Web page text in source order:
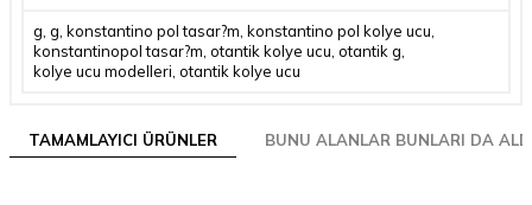
g g konstantino pol tasar?m konstantino pol kolye ucu
konstantinopol tasar?m otantik kolye ucu otantik g
kolye ucu modelleri otantik kolye ucu
TAMAMLAYICI ÜRÜNLER BUNU ALANLAR BUNLARI DA